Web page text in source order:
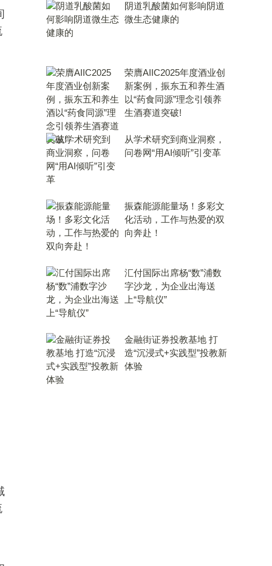
​阴道乳酸菌如何影响阴道
微生态健康的
荣膺AIIC2025年度酒业创
新案例，振东五和养生酒
以“药食同源”理念引领养
生酒赛道突破!
从学术研究到商业洞察，
问卷网“用AI倾听”引变革
振森能源能量场！多彩文
化活动，工作与热爱的双
向奔赴！
汇付国际出席杨“数”浦数
字沙龙，为企业出海送
上“导航仪”
金融街证券投教基地 打
造“沉浸式+实践型”投教新
体验